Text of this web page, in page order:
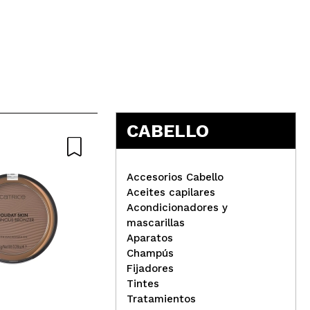
W7- Aceite de labios Hot
Shot
CABELLO
Accesorios Cabello
Aceites capilares
Acondicionadores y
mascarillas
Aparatos
Champús
Fijadores
Tintes
Tratamientos